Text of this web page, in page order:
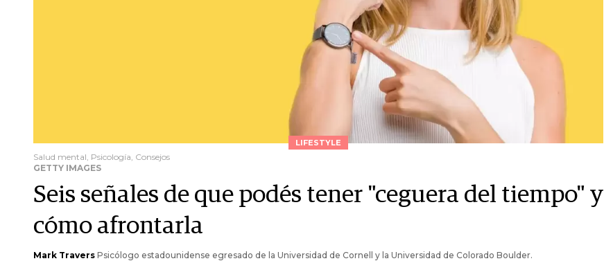
LIFESTYLE
Salud mental, Psicología, Consejos
GETTY IMAGES
Seis señales de que podés tener "ceguera del tiempo" y
cómo afrontarla
Mark Travers Psicólogo estadounidense egresado de la Universidad de Cornell y la Universidad de Colorado Boulder.